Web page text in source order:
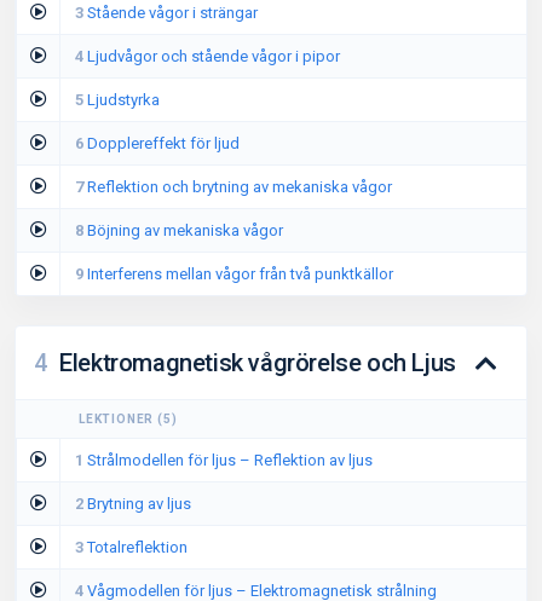
3 Stående vågor i strängar
4 Ljudvågor och stående vågor i pipor
5 Ljudstyrka
6 Dopplereffekt för ljud
7Reflektion och brytning av mekaniska vågor
8 Böjning av mekaniska vågor
9 Interferens mellan vågor från två punktkällor
4 Elektromagnetisk vågrörelse och Ljus
LEKTIONER (5)
1 Strålmodellen för ljus – Reflektion av ljus
2 Brytning av ljus
3Totalreflektion
4 Vågmodellen för ljus – Elektromagnetisk strålning